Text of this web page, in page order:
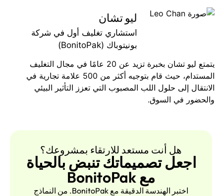
ليو تشان
استشاري تغليف أول في شركة
بونيتوباك (BonitoPak)
يتمتع ليو تشان بخبرة تزيد عن 20 عامًا في مجال التغليف
المستدام، حيث قام بتوجيه أكثر من 500 علامة تجارية في
الانتقال إلى حلول اللب المصبوب التي تعزز التأثير البيئي
والحضور في السوق.
هل أنت مستعد للارتقاء بمشروعك؟
اجعل تصميماتك تنبض بالحياة
مع BonitoPak
اختبر الهندسة الدقيقة مع BonitoPak. من النماذج